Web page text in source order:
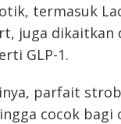
termasuk
juga dikaitkan
GLP-1.
parfait
cocok